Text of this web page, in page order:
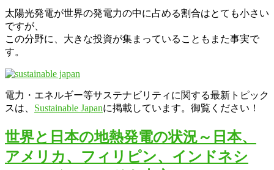
太陽光発電が世界の発電力の中に占める割合はとても小さい
ですが、
この分野に、大きな投資が集まっていることもまた事実で
す。
電力・エネルギー等サステナビリティに関する最新トピック
スは、 Sustainable Japanに掲載しています。御覧ください！
世界と日本の地熱発電の状況～日本、
アメリカ、フィリピン、インドネシ